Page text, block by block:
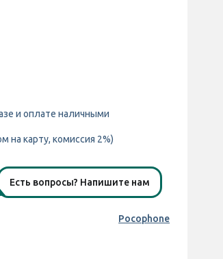
и оплате наличными
на карту, комиссия 2%)
Есть вопросы? Напишите нам
Pocophone